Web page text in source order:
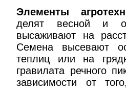
Элементы
делят весной и
высаживают на
Семена высевают
теплиц или на
гравилата речного
зависимости от